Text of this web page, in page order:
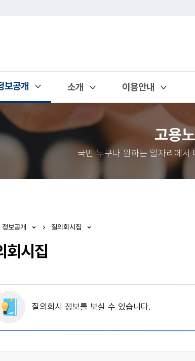
보공개
기 소개
열기
이용안내
열기
고용
국민 누구나 원하는 일자리에서
회시집
정보공개 질의회시집
질의회시 정보를 보실 수 있습니다.